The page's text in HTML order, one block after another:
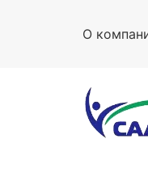
О